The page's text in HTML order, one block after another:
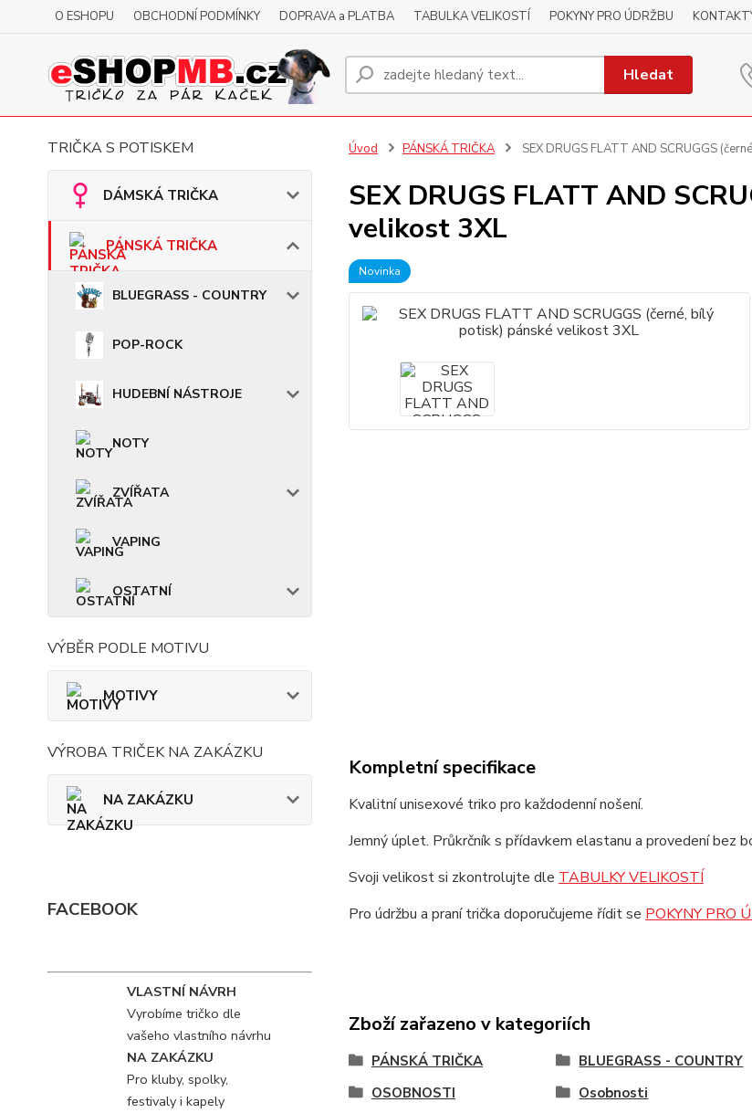
O ESHOPU OBCHODNÍ PODMÍNKY DOPRAVA a PLATBA TABULKA VELIKOSTÍ POKYNY PRO ÚDRŽBU
Hledat
TRIČKA S POTISKEM
DÁMSKÁ TRIČKA
PÁNSKÁ TRIČKA
BLUEGRASS - COUNTRY
POP-ROCK
HUDEBNÍ NÁSTROJE
NOTY
ZVÍŘATA
VAPING
OSTATNÍ
VÝBĚR PODLE MOTIVU
MOTIVY
VÝROBA TRIČEK NA ZAKÁZKU
NA ZAKÁZKU
FACEBOOK
VLASTNÍ NÁVRH
Vyrobíme tričko dle
vašeho vlastního návrhu
NA ZAKÁZKU
Pro kluby, spolky,
festivaly i kapely
Úvod PÁNSKÁ TRIČKA SEX DRUGS FLATT AND SCRUGGS
SEX DRUGS FLATT AND
velikost 3XL
Novinka
Kompletní specifikace
Kvalitní unisexové triko pro každodenní nošení.
Jemný úplet. Průkrčník s přídavkem elastanu a provedení bez
Svoji velikost si zkontrolujte dle TABULKY VELIKOSTÍ
Pro údržbu a praní trička doporučujeme řídit se POKYNY PRO
Zboží zařazeno v kategoriích
PÁNSKÁ TRIČKA BLUEGRASS - COUNTRY
OSOBNOSTI
Osobnosti